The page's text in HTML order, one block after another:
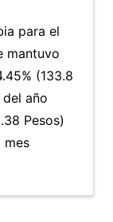
para el
mantuvo
(133.8
año
Pesos)
mes